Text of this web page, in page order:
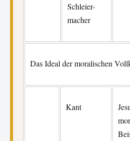
Schleier-
macher
Das Ideal der moralischen
Kant